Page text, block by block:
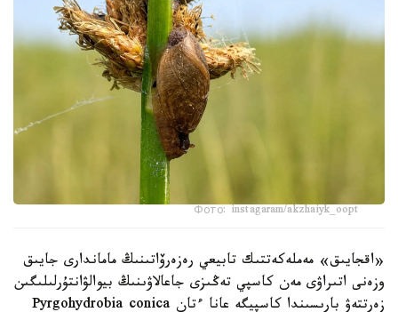
Фото: instagaram/akzhaiyk_oopt
«اقجايىق» مەملەكەتتىك تابيعي رەزەرۆاتىنىڭ ماماندارى جايىق
وزەنى اتىراۋى مەن كاسپي تەڭىزى جاعالاۋىنىڭ بيوالۋانتۇرلىلىگىن
زەرتتەۋ بارىسىندا كاسپيگە عانا ءتان Pyrgohydrobia conica